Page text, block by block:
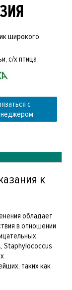
широкого
с/х птица
с
к
обладает
в отношении
Staphylococcus
таких как